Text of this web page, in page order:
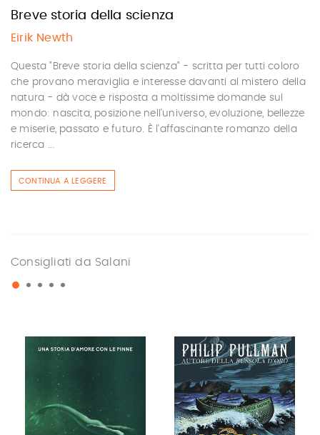
Breve storia della scienza
Eirik Newth
Questa "Breve storia della scienza" - scritta per tutti coloro
che provano meraviglia e interesse davanti al mistero della
natura - dà voce e risposta a moltissime domande sul
mondo: nascita, posizione nell'universo, evoluzione, bellezze
e miserie, passato e futuro. È l'affascinante romanzo della
ricerca ...
CONTINUA A LEGGERE
Consigliati da Salani